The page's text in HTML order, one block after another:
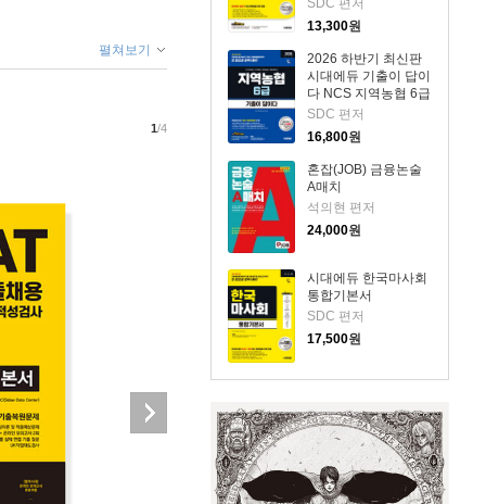
회분
SDC 편저
13,300원
2026 하반기 최신판
시대에듀 기출이 답이
다 NCS 지역농협 6급
필기시험
SDC 편저
16,800원
혼잡(JOB) 금융논술
A매치
석의현 편저
24,000원
시대에듀 한국마사회
통합기본서
SDC 편저
17,500원
펼쳐보기
1/4